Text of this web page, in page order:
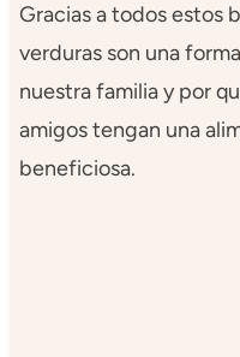
Gracias a todos estos
verduras son una
nuestra familia y por
amigos tengan una
beneficiosa.